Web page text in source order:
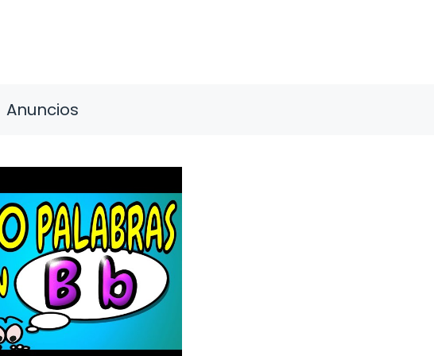
Anuncios